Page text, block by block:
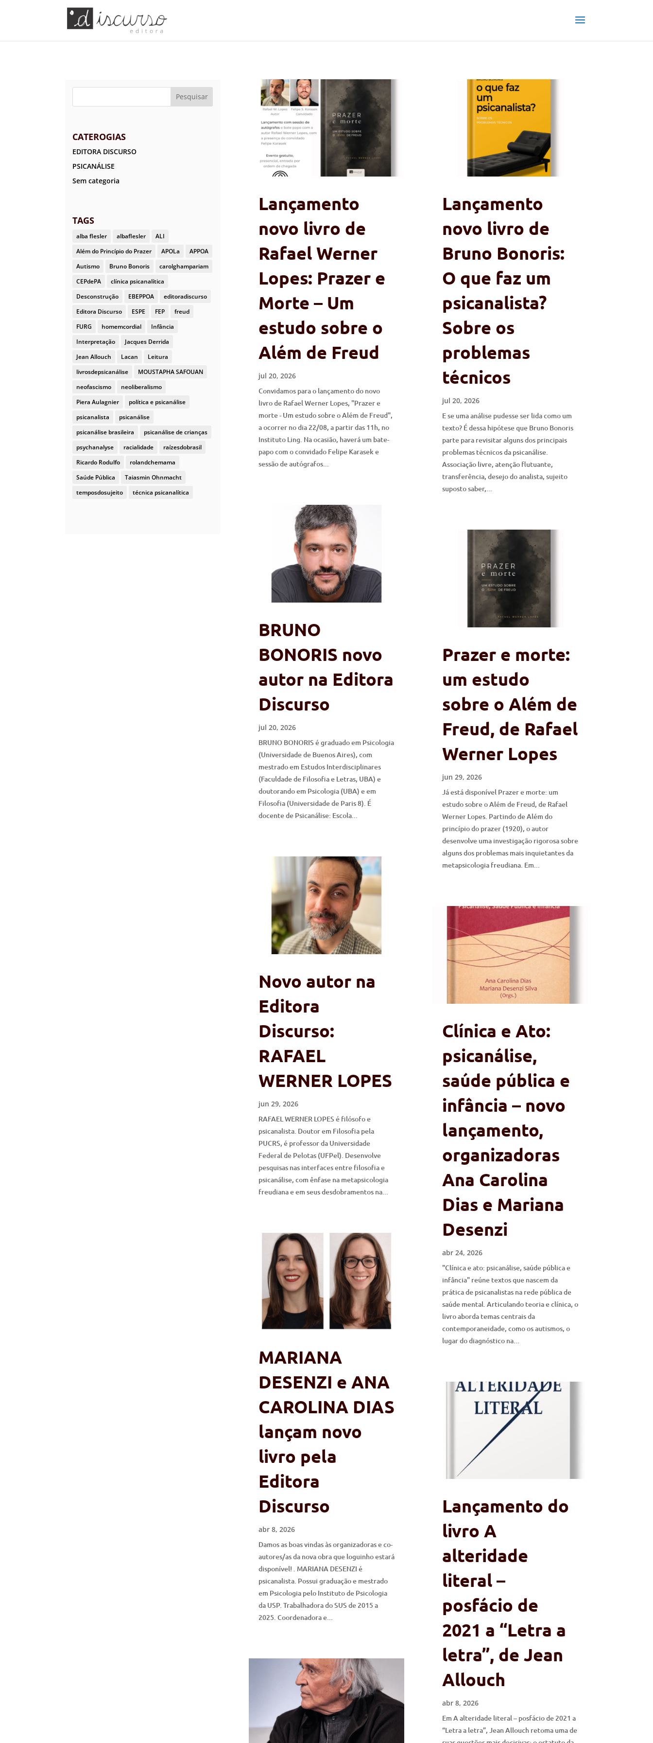
CATEROGIAS
EDITORA DISCURSO
PSICANÁLISE
Sem categoria
TAGS
alba flesler albaflesler
ALI
Além do Princípio do Prazer
APOLa
APPOA
Autismo
Bruno Bonoris
carolghampariam
CEPdePA
clínica psicanalítica
Desconstrução
EBEPPOA
editoradiscurso
Editora Discurso
ESPE FEP
freud
FURG
homemcordial
Infância
Interpretação
Jacques Derrida
Jean Allouch
Lacan
Leitura
livrosdepsicanálise
MOUSTAPHA SAFOUAN
neofascismo
neoliberalismo
Piera Aulagnier
política e psicanálise
psicanalista
psicanálise
psicanálise brasileira
psicanálise de crianças
psychanalyse
racialidade
raízesdobrasil
Ricardo Rodulfo
rolandchemama
Saúde Pública
Taiasmin Ohnmacht
temposdosujeito
técnica psicanalítica
Lançamento
novo livro de
Rafael Werner
Lopes: Prazer e
Morte – Um
estudo sobre o
Além de Freud
jul 20, 2026
Convidamos para o lançamento do novo
livro de Rafael Werner Lopes, "Prazer e
morte - Um estudo sobre o Além de Freud",
a ocorrer no dia 22/08, a partir das 11h, no
Instituto Ling. Na ocasião, haverá um bate-
papo com o convidado Felipe Karasek e
sessão de autógrafos...
BRUNO
BONORIS novo
autor na Editora
Discurso
jul 20, 2026
BRUNO BONORIS é graduado em Psicologia
(Universidade de Buenos Aires), com
mestrado em Estudos Interdisciplinares
(Faculdade de Filosofia e Letras, UBA) e
doutorando em Psicologia (UBA) e em
Filosofia (Universidade de Paris 8). É
docente de Psicanálise: Escola...
Novo autor na
Editora
Discurso:
RAFAEL
WERNER LOPES
jun 29, 2026
RAFAEL WERNER LOPES é filósofo e
psicanalista. Doutor em Filosofia pela
PUCRS, é professor da Universidade
Federal de Pelotas (UFPel). Desenvolve
pesquisas nas interfaces entre filosofia e
psicanálise, com ênfase na metapsicologia
freudiana e em seus desdobramentos na...
MARIANA
DESENZI e ANA
CAROLINA DIAS
lançam novo
livro pela
Editora
Discurso
abr 8, 2026
Damos as boas vindas às organizadoras e co-
autores/as da nova obra que loguinho estará
disponível! . MARIANA DESENZI é
psicanalista. Possui graduação e mestrado
em Psicologia pelo Instituto de Psicologia
da USP. Trabalhadora do SUS de 2015 a
2025. Coordenadora e...
Lançamento
novo livro de
Bruno Bonoris:
O que faz um
psicanalista?
Sobre os
problemas
técnicos
jul 20, 2026
E se uma análise pudesse ser lida como um
texto? É dessa hipótese que Bruno Bonoris
parte para revisitar alguns dos principais
problemas técnicos da psicanálise.
Associação livre, atenção flutuante,
transferência, desejo do analista, sujeito
suposto saber,...
Prazer e morte:
um estudo
sobre o Além de
Freud, de Rafael
Werner Lopes
jun 29, 2026
Já está disponível Prazer e morte: um
estudo sobre o Além de Freud, de Rafael
Werner Lopes. Partindo de Além do
princípio do prazer (1920), o autor
desenvolve uma investigação rigorosa sobre
alguns dos problemas mais inquietantes da
metapsicologia freudiana. Em...
Clínica e Ato:
psicanálise,
saúde pública e
infância – novo
lançamento,
organizadoras
Ana Carolina
Dias e Mariana
Desenzi
abr 24, 2026
"Clínica e ato: psicanálise, saúde pública e
infância" reúne textos que nascem da
prática de psicanalistas na rede pública de
saúde mental. Articulando teoria e clínica, o
livro aborda temas centrais da
contemporaneidade, como os autismos, o
lugar do diagnóstico na...
Lançamento do
livro A
alteridade
literal –
posfácio de
2021 a “Letra a
letra”, de Jean
Allouch
abr 8, 2026
Em A alteridade literal – posfácio de 2021 a
“Letra a letra”, Jean Allouch retoma uma de